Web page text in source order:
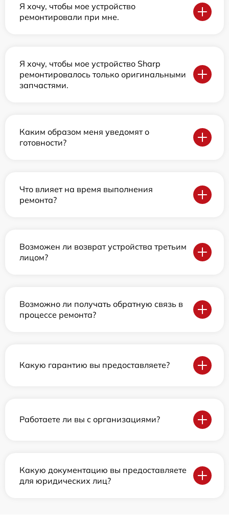
Я хочу, чтобы мое устройство
ремонтировали при мне.
Я хочу, чтобы мое устройство Sharp
ремонтировалось только оригинальными
запчастями.
Каким образом меня уведомят о
готовности?
Что влияет на время выполнения
ремонта?
Возможен ли возврат устройства третьим
лицом?
Возможно ли получать обратную связь в
процессе ремонта?
Какую гарантию вы предоставляете?
Работаете ли вы с организациями?
Какую документацию вы предоставляете
для юридических лиц?